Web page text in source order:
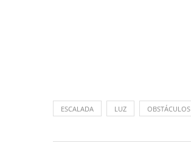
ESCALADA LUZ OBSTÁCULOS